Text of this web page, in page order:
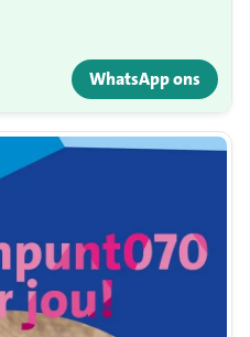
WhatsApp ons